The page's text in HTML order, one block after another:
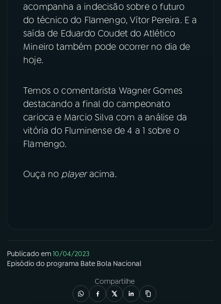
ACOMPANHE A RÁDIO NACIONAL
Instagram X
TikTok
acompanha a indecisão sobre o futuro
do técnico do Flamengo, Vítor Pereira. E a
saída de Eduardo Coudet do Atlético
Mineiro também pode ocorrer no dia de
hoje.
Temos o comentarista Wagner Gomes
destacando a final do campeonato
carioca e Marcio Silva com a análise da
vitória do Fluminense de 4 a 1 sobre o
Flamengo.
Ouça no playeracima.
Publicado em10/04/2023
Episódio do programa Bate Bola Nacional
Compartilhe